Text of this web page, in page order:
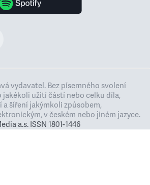
vydavatel. Bez písemného svolení
jakékoli užití částí nebo celku díla,
šíření jakýmkoli způsobem,
v českém nebo jiném jazyce.
a.s. ISSN 1801-1446